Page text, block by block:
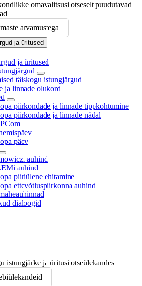
omavalitsusi otseselt puudutavad
arvamustega
ja üritused
ja üritused
täiskogu istungjärgud
ja linnade olukord
piirkondade ja linnade tippkohtumine
piirkondade ja linnade nädal
päev
auhind
auhind
piiriülene ehitamine
ettevõtluspiirkonna auhind
dialoogid
istungjärke ja üritusi otseülekandes